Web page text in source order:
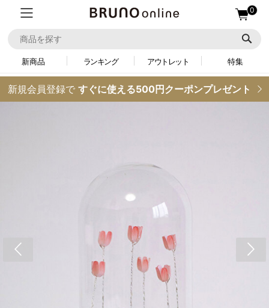
0
新商品 ランキング アウトレット 特集
新規会員登録で すぐに使える500円クーポンプレゼント